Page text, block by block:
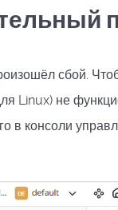
сбой.
Linux) не
в консоли